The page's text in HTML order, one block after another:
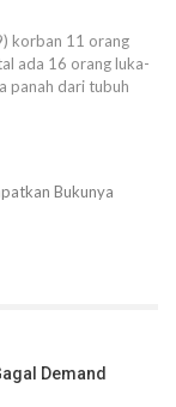
korban 11 orang
ada 16 orang luka-
panah dari tubuh
Bukunya
Demand